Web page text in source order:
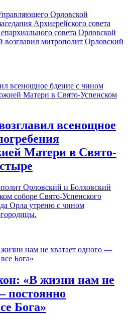
Орловской
Архиерейского совета
совета Орловской
возглавил митрополит Орловский
всенощное
Матери в Свято-
Орловский и Болховский
соборе Свято-Успенского
Орла утреню с чином
«В жизни нам не
постоянно
Бога»